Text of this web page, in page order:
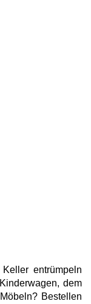
entrümpeln
dem
Bestellen